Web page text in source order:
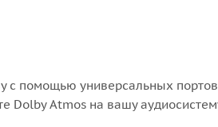
помощью универсальных
Dolby Atmos на вашу